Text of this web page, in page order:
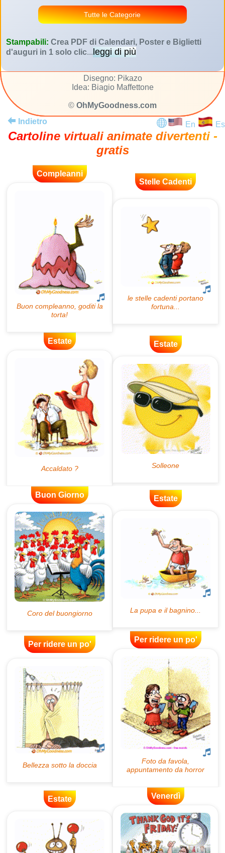
Tutte le Categorie
Stampabili: Crea PDF di Calendari, Poster e Biglietti
d'auguri in 1 solo clic...leggi di più
Disegno: Pikazo
Idea: Biagio Maffettone
© OhMyGoodness.com
Indietro
En Es
Cartoline virtuali animate divertenti -
gratis
Compleanni
Stelle Cadenti
Estate Estate
Buon Giorno Estate
Per ridere un po'
Per ridere un po'
Estate Venerdì